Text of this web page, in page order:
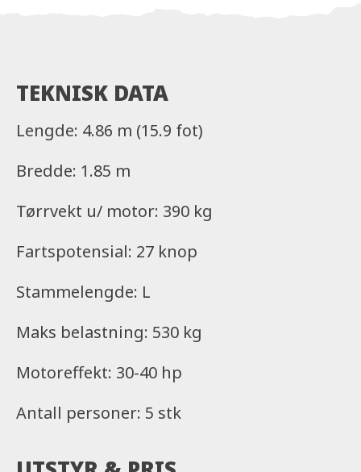
TEKNISK DATA
Lengde: 4.86 m (15.9 fot)
Bredde: 1.85 m
Tørrvekt u/ motor: 390 kg
Fartspotensial: 27 knop
Stammelengde: L
Maks belastning: 530 kg
Motoreffekt: 30-40 hp
Antall personer: 5 stk